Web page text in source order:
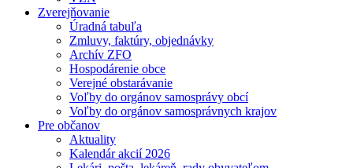
Zverejňovanie
Úradná tabuľa
Zmluvy, faktúry, objednávky
Archív ZFO
Hospodárenie obce
Verejné obstarávanie
Voľby do orgánov samosprávy obcí
Voľby do orgánov samosprávnych krajov
Pre občanov
Aktuality
Kalendár akcií 2026